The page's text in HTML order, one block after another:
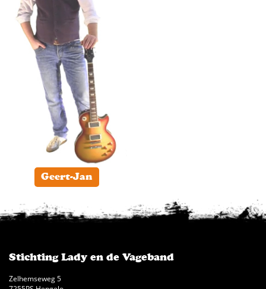
Geert-Jan
Stichting Lady en de Vageband
Zelhemseweg 5